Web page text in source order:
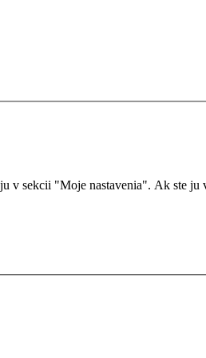
v sekcii "Moje nastavenia". Ak ste